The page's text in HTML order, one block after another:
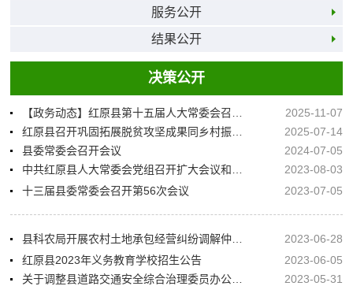
服务公开
结果公开
决策公开
2025-11-07
2025-07-14
县委常委会召开会议
2024-07-05
2023-08-03
十三届县委常委会召开第56次会议
2023-07-05
2023-06-28
红原县2023年义务教育学校招生公告
2023-06-05
2023-05-31